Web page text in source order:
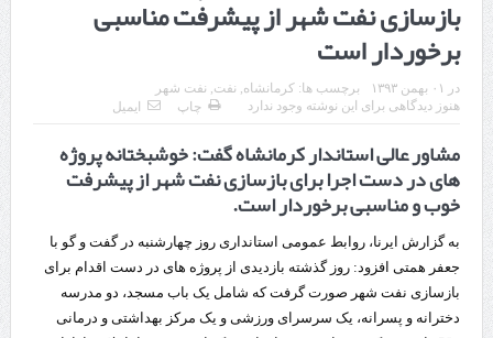
قدردانی وزیر میراث فرهنگی، گردشگری و صنایع دستی از استاندار اردبیل
استاندار اردبیل در دیدار دبیر شورای‌عالی مناطق آزاد و ویژه اقتصادی:
راه‌اندازی کامل منطقه آزاد اردبیل-بیله‌سوار و منطقه ویژه اقتصادی نمین تسریع
شود
در دیدار استاندار اردبیل و مدیرعامل بانک سینا محقق شد؛
تخصیص ۳۰۰میلیارد تومان برای تکمیل بزرگراه اردبیل-سرچم
کشف ۱۱ قبضه سلاح کلت کمری توسط مرزبانان هنگ مرزی ارومیه
رئیس سازمان راهداری:
بازسازی نفت شهر از پیشرفت مناسبی
برخوردار است
در ۰۱ بهمن ۱۳۹۳ برچسب ها: کرمانشاه, نفت, نفت شهر
هنوز دیدگاهی برای این نوشته وجود ندارد
چاپ ایمیل
مشاور عالی استاندار کرمانشاه گفت: خوشبختانه پروژه
های در دست اجرا برای بازسازی نفت شهر از پیشرفت
خوب و مناسبی برخوردار است.
به گزارش ایرنا، روابط عمومی استانداری روز چهارشنبه در گفت و گو با
جعفر همتی افزود: روز گذشته بازدیدی از پروژه های در دست اقدام برای
بازسازی نفت شهر صورت گرفت که شامل یک باب مسجد، دو مدرسه
دخترانه و پسرانه، یک سرسرای ورزشی و یک مرکز بهداشتی و درمانی